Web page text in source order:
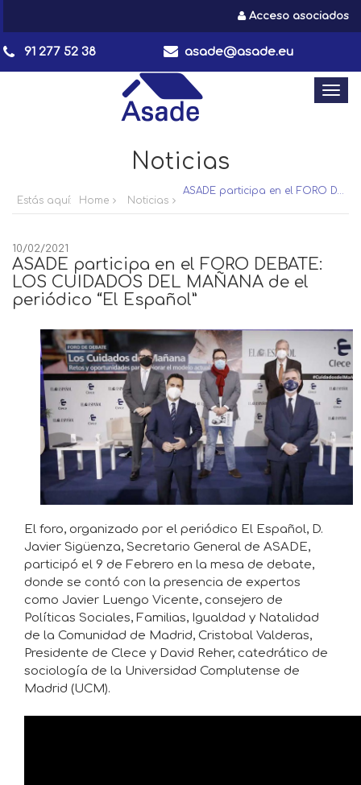
Acceso asociados
91 277 52 38 asade@asade.eu
Noticias
Estás aquí: Home Noticias
10/02/2021
ASADE participa en el FORO DEBATE:
LOS CUIDADOS DEL MAÑANA de el
periódico “El Español”
El foro, organizado por el periódico El Español, D.
Javier Sigüenza, Secretario General de ASADE,
participó el 9 de Febrero en la mesa de debate,
donde se contó con la presencia de expertos
como Javier Luengo Vicente, consejero de
Políticas Sociales, Familias, Igualdad y Natalidad
de la Comunidad de Madrid, Cristobal Valderas,
Presidente de Clece y David Reher, catedrático de
sociología de la Universidad Complutense de
Madrid (UCM).